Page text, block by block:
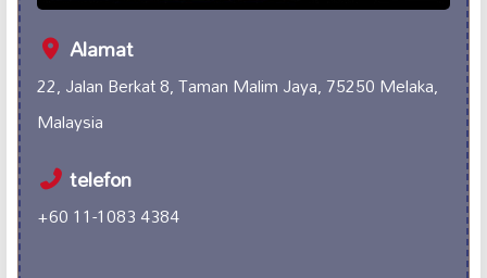
Alamat
22, Jalan Berkat 8, Taman Malim Jaya, 75250 Melaka,
Malaysia
telefon
+60 11-1083 4384